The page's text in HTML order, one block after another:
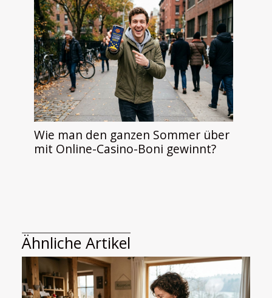
Wie man den ganzen Sommer über
mit Online-Casino-Boni gewinnt?
Ähnliche Artikel